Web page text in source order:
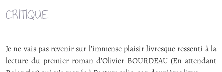
CRITIQUE
Je ne vais pas revenir sur l’immense plaisir livresque ressenti à la
lecture du premier roman d’Olivier BOURDEAU (En attendant